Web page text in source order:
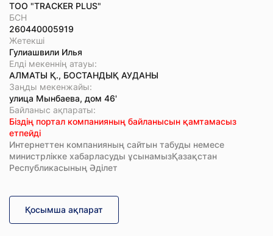
ТОО "TRACKER PLUS"
БСН
260440005919
Жетекші
Гулиашвили Илья
Елді мекеннің атауы:
АЛМАТЫ Қ., БОСТАНДЫҚ АУДАНЫ
Заңды мекенжайы:
улица Мынбаева, дом 46'
Байланыс ақпараты:
Біздің портал компанияның байланысын қамтамасыз
етпейді
Интернеттен компанияның сайтын табуды немесе
министрлікке хабарласуды ұсынамызҚазақстан
Республикасының Әділет
Қосымша ақпарат